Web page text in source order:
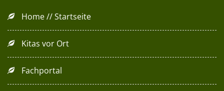
Home // Startseite
Kitas vor Ort
Fachportal